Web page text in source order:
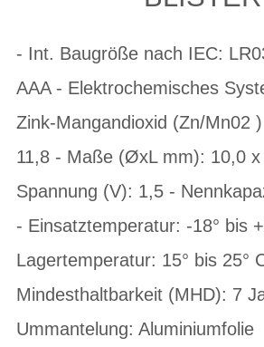
- Int. Baugröße nach IEC:
AAA - Elektrochemisches
Zink-Mangandioxid (Zn/Mn02
11,8 - Maße (ØxL mm): 10,0 x
Spannung (V): 1,5 -
- Einsatztemperatur: -18° bis
Lagertemperatur: 15° bis 25°
Mindesthaltbarkeit (MHD): 7
Ummantelung: Aluminiumfolie